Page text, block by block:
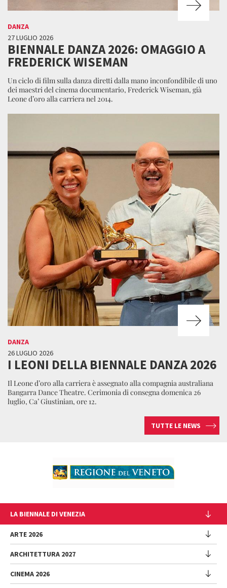
DANZA
27 LUGLIO 2026
BIENNALE DANZA 2026: OMAGGIO A
FREDERICK WISEMAN
Un ciclo di film sulla danza diretti dalla mano inconfondibile di uno
dei maestri del cinema documentario, Frederick Wiseman, già
Leone d’oro alla carriera nel 2014.
DANZA
26 LUGLIO 2026
I LEONI DELLA BIENNALE DANZA 2026
Il Leone d’oro alla carriera è assegnato alla compagnia australiana
Bangarra Dance Theatre. Cerimonia di consegna domenica 26
luglio, Ca’ Giustinian, ore 12.
TUTTE LE NEWS
LA BIENNALE DI VENEZIA
L'Istituzione
Cariche istituzionali
Storia
Luoghi
Sponsorship
ARTE 2026
Esposizione
Intervento di Pietrangelo Buttafuoco
ARCHITETTURA 2027
Mostra
CINEMA 2026